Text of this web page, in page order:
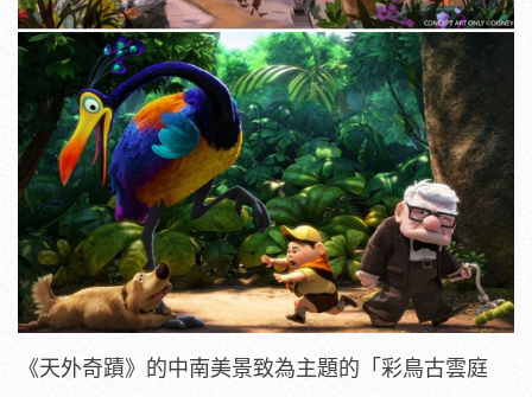
《天外奇蹟》的中南美景致為主題的「彩鳥古雲庭